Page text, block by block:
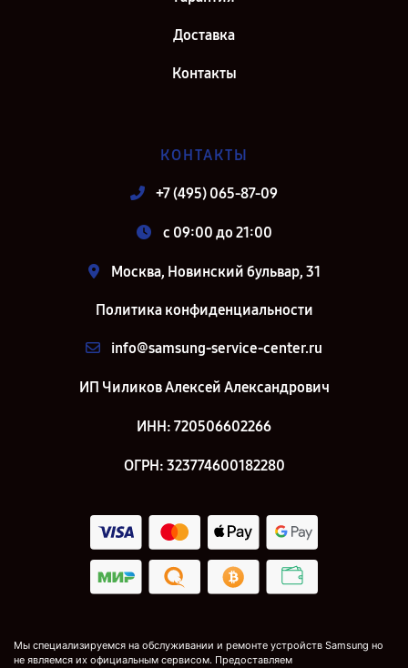
Доставка
Контакты
КОНТАКТЫ
+7 (495) 065-87-09
c 09:00 до 21:00
Москва, Новинский бульвар, 31
Политика конфиденциальности
info@samsung-service-center.ru
ИП Чиликов Алексей Александрович
ИНН: 720506602266
ОГРН: 323774600182280
Мы специализируемся на обслуживании и ремонте устройств Samsung но
не являемся их официальным сервисом. Предоставляем